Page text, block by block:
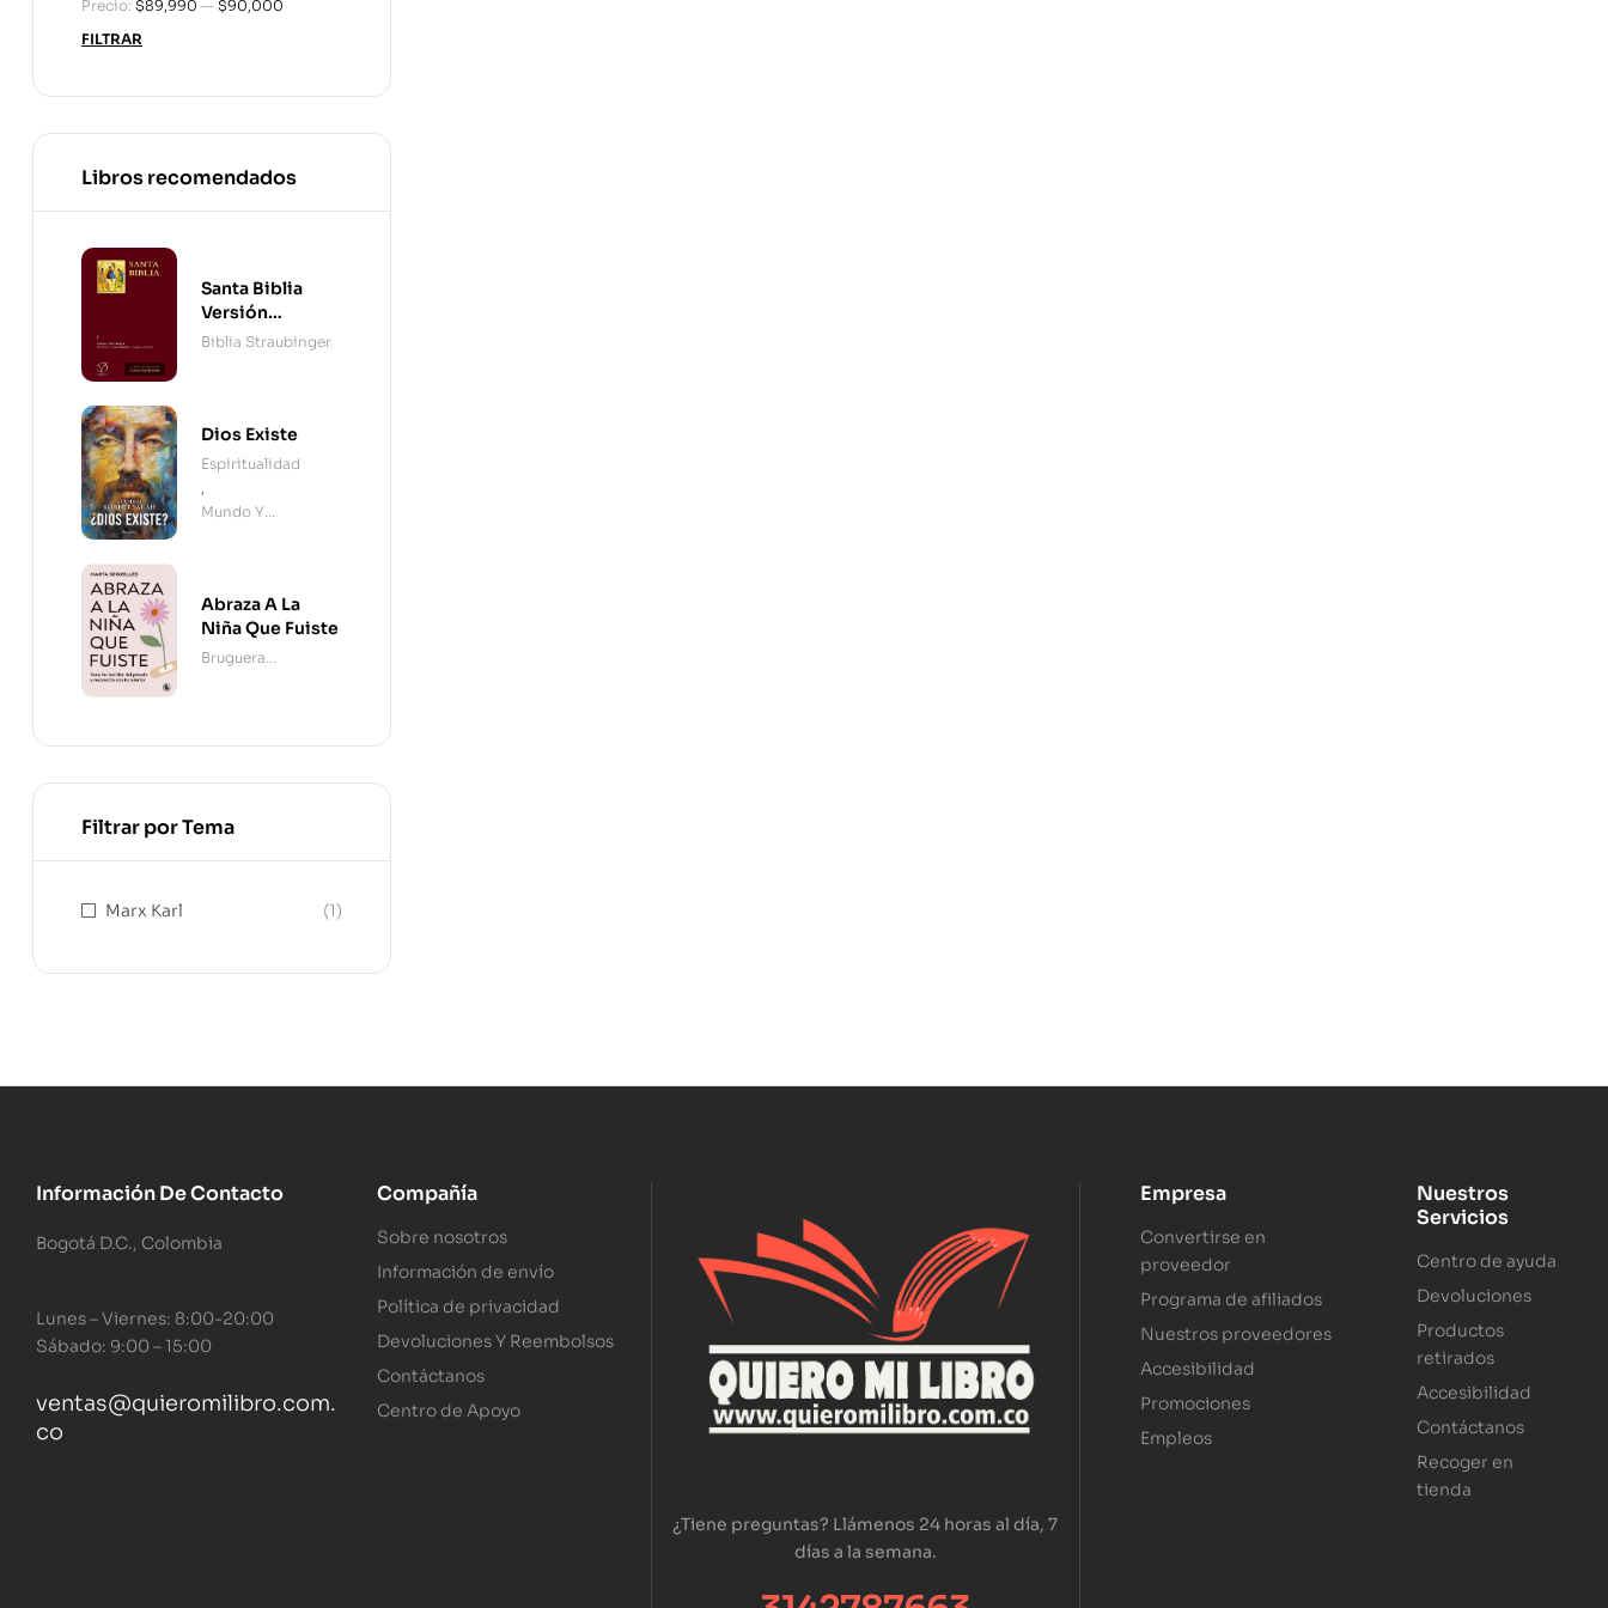
FILTRAR
Precio: $89,990 — $90,000
Libros recomendados
Santa Biblia
Versión
Straubinger - 2
Biblia Straubinger
Dios Existe
Espiritualidad
,
Mundo Y
Abraza A La
Niña Que Fuiste
Bruguera
Filtrar por Tema
Marx Karl (1)
Información De Contacto
Bogotá D.C., Colombia
Lunes – Viernes: 8:00-20:00
Sábado: 9:00 – 15:00
ventas@quieromilibro.com.
co
Compañía
Sobre nosotros
Información de envío
Política de privacidad
Devoluciones Y Reembolsos
Contáctanos
Centro de Apoyo
¿Tiene preguntas? Llámenos 24 horas al día, 7
días a la semana.
Empresa
Convertirse en
proveedor
Programa de afiliados
Nuestros proveedores
Accesibilidad
Promociones
Empleos
Nuestros
Servicios
Centro de ayuda
Devoluciones
Productos
retirados
Accesibilidad
Contáctanos
Recoger en
tienda